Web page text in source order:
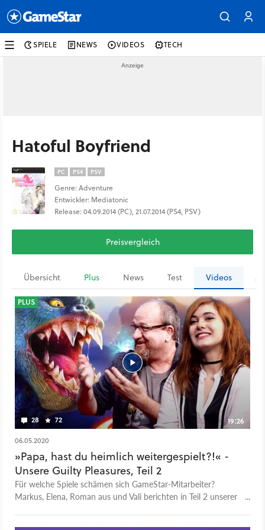
SPIELE NEWS VIDEOS TECH
Hatoful Boyfriend
PC PS4 PSV
Genre: Adventure
Entwickler: Mediatonic
Release: 04.09.2014 (PC), 21.07.2014 (PS4, PSV)
Preisvergleich
Übersicht Plus News Test Videos
28 72 19:26
PLUS
06.05.2020
»Papa, hast du heimlich weitergespielt?!« -
Unsere Guilty Pleasures, Teil 2
Für welche Spiele schämen sich GameStar-Mitarbeiter?
Markus, Elena, Roman aus und Vali berichten in Teil 2 unserer